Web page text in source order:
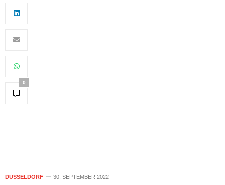
0
DÜSSELDORF 30. SEPTEMBER 2022